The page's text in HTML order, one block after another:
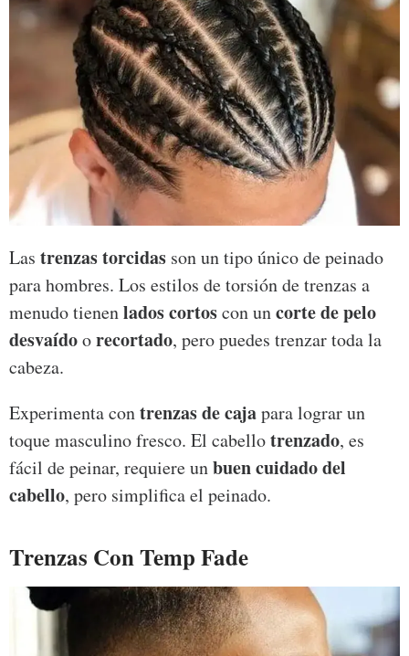
Las trenzas torcidas son un tipo único de peinado
para hombres. Los estilos de torsión de trenzas a
menudo tienenlados cortoscon uncorte de pelo
desvaídoorecortado, pero puedes trenzar toda la
cabeza.
Experimenta contrenzas de cajapara lograr un
toque masculino fresco. El cabellotrenzado, es
fácil de peinar, requiere unbuen cuidado del
cabello, pero simplifica el peinado.
Trenzas Con Temp Fade